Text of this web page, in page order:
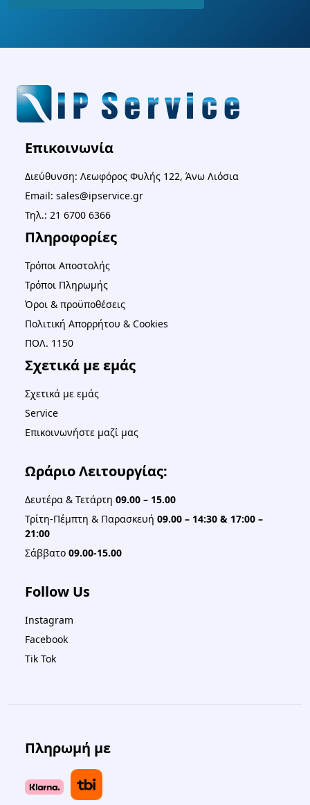
Επικοινωνία
Διεύθυνση: Λεωφόρος Φυλής 122, Άνω Λιόσια
Email: sales@ipservice.gr
Τηλ.: 21 6700 6366
Πληροφορίες
Τρόποι Αποστολής
Τρόποι Πληρωμής
Όροι & προϋποθέσεις
Πολιτική Απορρήτου & Cookies
ΠΟΛ. 1150
Σχετικά με εμάς
Σχετικά με εμάς
Service
Επικοινωνήστε μαζί μας
Ωράριο Λειτουργίας:
Δευτέρα & Τετάρτη 09.00 – 15.00
Τρίτη-Πέμπτη & Παρασκευή 09.00 – 14:30 & 17:00 –
21:00
Σάββατο 09.00-15.00
Follow Us
Instagram
Facebook
Tik Tok
Πληρωμή με